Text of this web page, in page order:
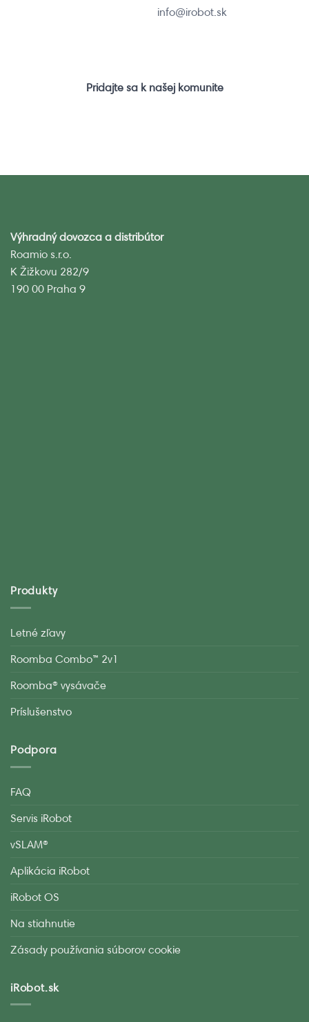
info@irobot.sk
Pridajte sa k našej komunite
Výhradný dovozca a distribútor
Roamio s.r.o.
K Žižkovu 282/9
190 00 Praha 9
Produkty
Letné zľavy
Roomba Combo™ 2v1
Roomba® vysávače
Príslušenstvo
Podpora
FAQ
Servis iRobot
vSLAM®
Aplikácia iRobot
iRobot OS
Na stiahnutie
Zásady používania súborov cookie
iRobot.sk